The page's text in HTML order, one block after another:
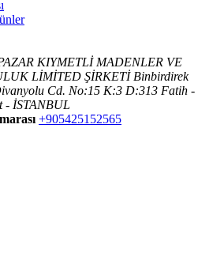
KIYMETLİ MADENLER VE
LİMİTED ŞİRKETİ Binbirdirek
Cd. No:15 K:3 D:313 Fatih -
- İSTANBUL
+905425152565